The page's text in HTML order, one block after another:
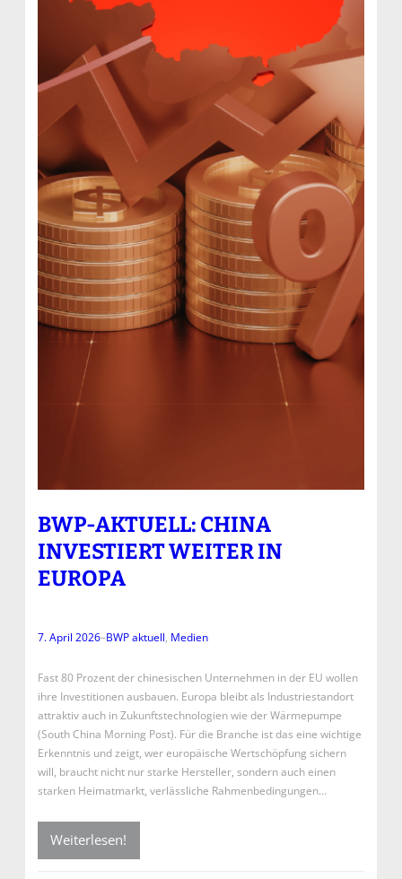
BWP-AKTUELL: CHINA
INVESTIERT WEITER IN
EUROPA
7. April 2026–BWP aktuell, Medien
Fast 80 Prozent der chinesischen Unternehmen in der EU wollen
ihre Investitionen ausbauen. Europa bleibt als Industriestandort
attraktiv auch in Zukunftstechnologien wie der Wärmepumpe
(South China Morning Post). Für die Branche ist das eine wichtige
Erkenntnis und zeigt, wer europäische Wertschöpfung sichern
will, braucht nicht nur starke Hersteller, sondern auch einen
starken Heimatmarkt, verlässliche Rahmenbedingungen…
Weiterlesen!